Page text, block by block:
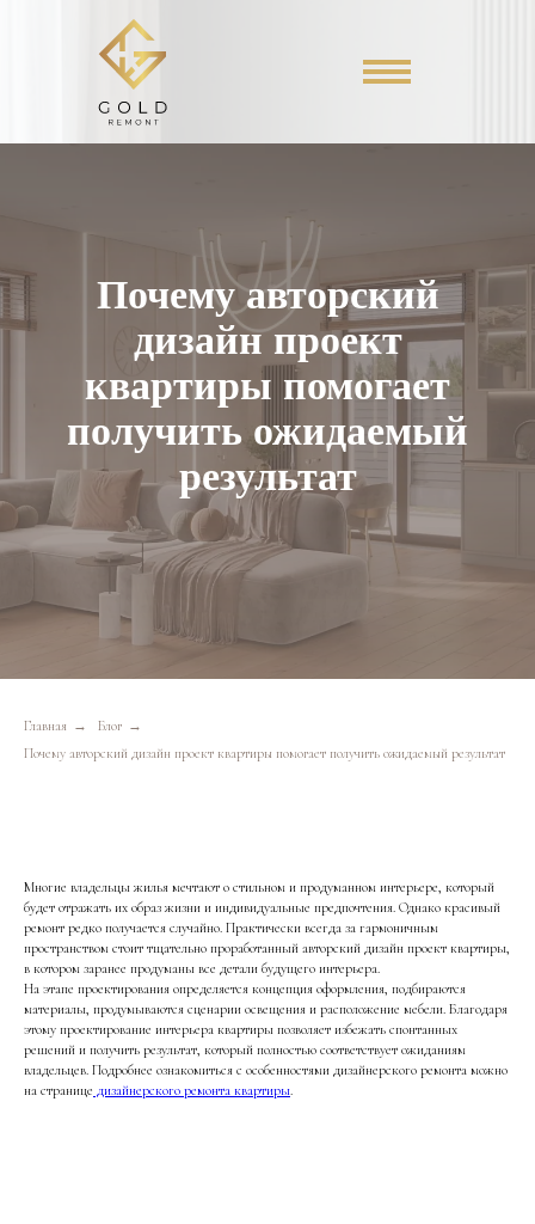
Почему авторский
дизайн проект
квартиры помогает
получить ожидаемый
результат
Главная → Блог →
Почему авторский дизайн проект квартиры помогает получить ожидаемый результат
Многие владельцы жилья мечтают о стильном и продуманном интерьере, который
будет отражать их образ жизни и индивидуальные предпочтения. Однако красивый
ремонт редко получается случайно. Практически всегда за гармоничным
пространством стоит тщательно проработанный авторский дизайн проект квартиры,
в котором заранее продуманы все детали будущего интерьера.
На этапе проектирования определяется концепция оформления, подбираются
материалы, продумываются сценарии освещения и расположение мебели. Благодаря
этому проектирование интерьера квартиры позволяет избежать спонтанных
решений и получить результат, который полностью соответствует ожиданиям
владельцев. Подробнее ознакомиться с особенностями дизайнерского ремонта можно
на странице дизайнерского ремонта квартиры.